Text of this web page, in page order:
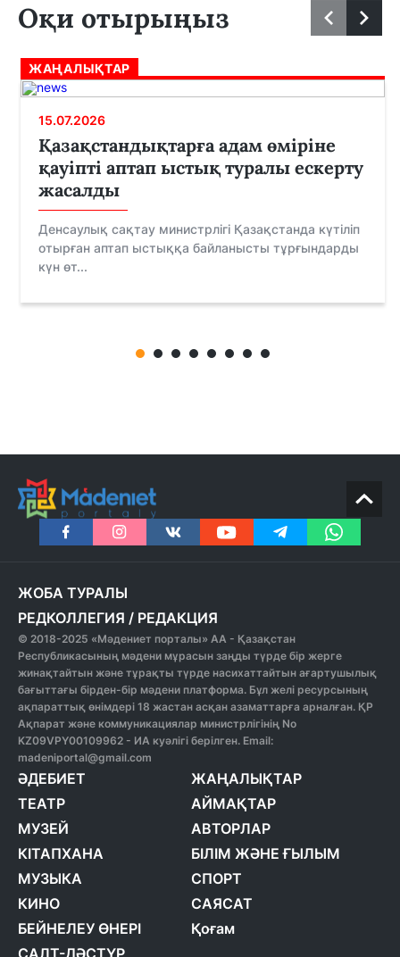
Оқи отырыңыз
ЖАҢАЛЫҚТАР
15.07.2026
Қазақстандықтарға адам өміріне
қауіпті аптап ыстық туралы ескерту
жасалды
Денсаулық сақтау министрлігі Қазақстанда күтіліп
отырған аптап ыстыққа байланысты тұрғындарды
күн өт...
ЖОБА ТУРАЛЫ
РЕДКОЛЛЕГИЯ / РЕДАКЦИЯ
© 2018-2025 «Мәдениет порталы» АА - Қазақстан
Республикасының мәдени мұрасын заңды түрде бір жерге
жинақтайтын және тұрақты түрде насихаттайтын ағартушылық
бағыттағы бірден-бір мәдени платформа. Бұл желі ресурсының
ақпараттық өнімдері 18 жастан асқан азаматтарға арналған. ҚР
Ақпарат және коммуникациялар министрлігінің No
KZ09VPY00109962 - ИА куәлігі берілген. Email:
madeniportal@gmail.com
ӘДЕБИЕТ
ТЕАТР
МУЗЕЙ
КІТАПХАНА
МУЗЫКА
КИНО
БЕЙНЕЛЕУ ӨНЕРІ
ЖАҢАЛЫҚТАР
АЙМАҚТАР
АВТОРЛАР
БІЛІМ ЖӘНЕ ҒЫЛЫМ
СПОРТ
САЯСАТ
Қоғам